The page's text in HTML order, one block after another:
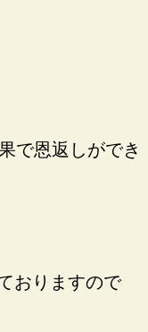
で恩返しができ
おりますので